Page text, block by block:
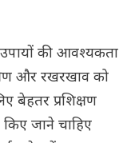
की आवश्यकता
और रखरखाव को
बेहतर प्रशिक्षण
जाने चाहिए